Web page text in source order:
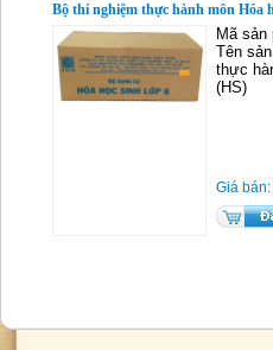
Bộ thí nghiệm thực hành môn Hóa
Mã sản
Tên
thực
(HS)
Giá bán: